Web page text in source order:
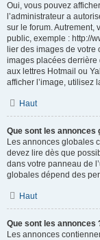
Oui, vous pouvez
l’administrateur a
sur le forum. Autrement,
public, exemple : http://
lier des images de votre
images placées derrière
aux lettres Hotmail ou
afficher l’image, utilisez
Haut
Que sont les annonces
Les annonces globales
devez lire dès que
dans votre panneau de
globales dépend des
Haut
Que sont les annonces
Les annonces